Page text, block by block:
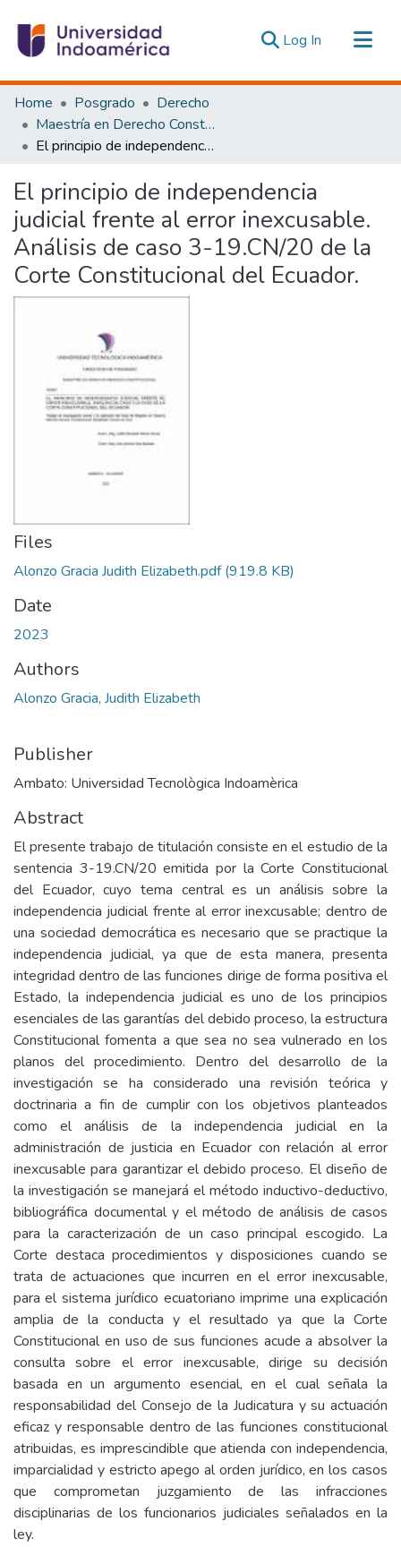
Log In (current)
Communities & Collections
All of DSpace
Statistics
Home Posgrado
Derecho
Maestría en Derecho Constitucional con Mención en Derecho Constitucional
El principio de independencia judicial frente al error inexcusable. Análisis de caso 3-19.CN/20 de la Corte Constitucional del Ecuador.
El principio de independencia
judicial frente al error inexcusable.
Análisis de caso 3-19.CN/20 de la
Corte Constitucional del Ecuador.
Files
Alonzo Gracia Judith Elizabeth.pdf(919.8 KB)
Date
2023
Authors
Alonzo Gracia, Judith Elizabeth
Publisher
Ambato: Universidad Tecnològica Indoamèrica
Abstract
El presente trabajo de titulación consiste en el estudio de la
sentencia 3-19.CN/20 emitida por la Corte Constitucional
del Ecuador, cuyo tema central es un análisis sobre la
independencia judicial frente al error inexcusable; dentro de
una sociedad democrática es necesario que se practique la
independencia judicial, ya que de esta manera, presenta
integridad dentro de las funciones dirige de forma positiva el
Estado, la independencia judicial es uno de los principios
esenciales de las garantías del debido proceso, la estructura
Constitucional fomenta a que sea no sea vulnerado en los
planos del procedimiento. Dentro del desarrollo de la
investigación se ha considerado una revisión teórica y
doctrinaria a fin de cumplir con los objetivos planteados
como el análisis de la independencia judicial en la
administración de justicia en Ecuador con relación al error
inexcusable para garantizar el debido proceso. El diseño de
la investigación se manejará el método inductivo-deductivo,
bibliográfica documental y el método de análisis de casos
para la caracterización de un caso principal escogido. La
Corte destaca procedimientos y disposiciones cuando se
trata de actuaciones que incurren en el error inexcusable,
para el sistema jurídico ecuatoriano imprime una explicación
amplia de la conducta y el resultado ya que la Corte
Constitucional en uso de sus funciones acude a absolver la
consulta sobre el error inexcusable, dirige su decisión
basada en un argumento esencial, en el cual señala la
responsabilidad del Consejo de la Judicatura y su actuación
eficaz y responsable dentro de las funciones constitucional
atribuidas, es imprescindible que atienda con independencia,
imparcialidad y estricto apego al orden jurídico, en los casos
que comprometan juzgamiento de las infracciones
disciplinarias de los funcionarios judiciales señalados en la
ley.